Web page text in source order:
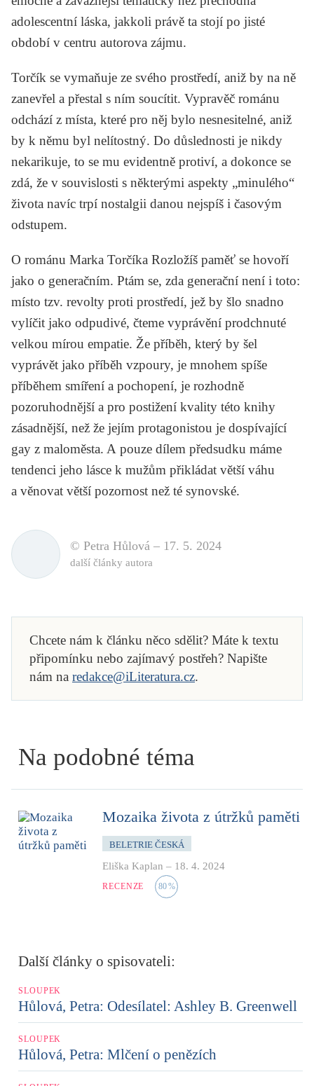
adolescentní láska, jakkoli právě ta stojí po jisté
období v centru autorova zájmu.
Torčík se vymaňuje ze svého prostředí, aniž by na ně
zanevřel a přestal s ním soucítit. Vypravěč románu
odchází z místa, které pro něj bylo nesnesitelné, aniž
by k němu byl nelítostný. Do důslednosti je nikdy
nekarikuje, to se mu evidentně protiví, a dokonce se
zdá, že v souvislosti s některými aspekty „minulého“
života navíc trpí nostalgii danou nejspíš i časovým
odstupem.
O románu Marka Torčíka Rozložíš paměť se hovoří
jako o generačním. Ptám se, zda generační není i toto:
místo tzv. revolty proti prostředí, jež by šlo snadno
vylíčit jako odpudivé, čteme vyprávění prodchnuté
velkou mírou empatie. Že příběh, který by šel
vyprávět jako příběh vzpoury, je mnohem spíše
příběhem smíření a pochopení, je rozhodně
pozoruhodnější a pro postižení kvality této knihy
zásadnější, než že jejím protagonistou je dospívající
gay z maloměsta. A pouze dílem předsudku máme
tendenci jeho lásce k mužům přikládat větší váhu
a věnovat větší pozornost než té synovské.
© Petra Hůlová – 17. 5. 2024
další články autora
Chcete nám k článku něco sdělit? Máte k textu
připomínku nebo zajímavý postřeh? Napište
nám na redakce@iLiteratura.cz.
Na podobné téma
Mozaika života z útržků paměti
BELETRIE ČESKÁ
Eliška Kaplan – 18. 4. 2024
RECENZE 80%
Další články o spisovateli:
SLOUPEK
Hůlová, Petra: Odesílatel: Ashley B. Greenwell
SLOUPEK
Hůlová, Petra: Mlčení o penězích